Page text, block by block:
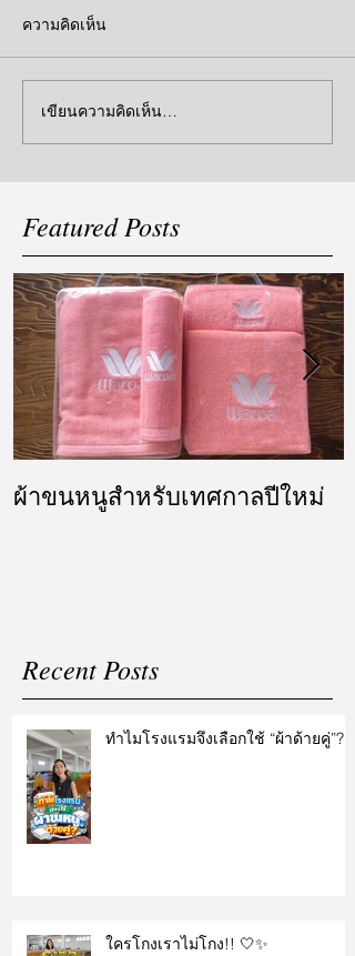
ความคิดเห็น
เขียนความคิดเห็น…
Featured Posts
ผ้าขนหนูสำหรับเทศกาลปีใหม่
Recent Posts
ทำไมโรงแรมจึงเลือกใช้ “ผ้าด้ายคู่”?
ใครโกงเราไม่โกง!! 🤍✨